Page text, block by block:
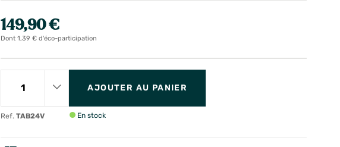
149,90 €
Dont 1,39 € d'éco-participation
Ref.TAB24V
AJOUTER AU PANIER
En stock